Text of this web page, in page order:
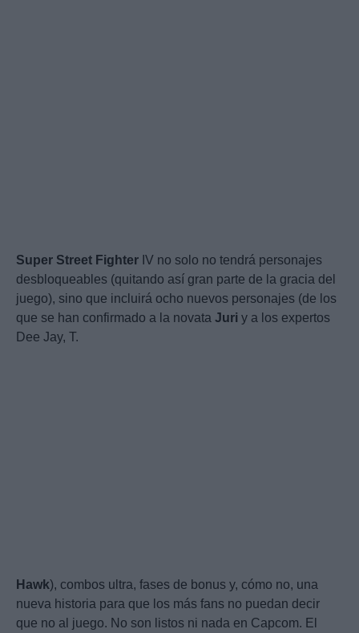
Super Street Fighter IV no solo no tendrá personajes
desbloqueables (quitando así gran parte de la gracia del
juego), sino que incluirá ocho nuevos personajes (de los
que se han confirmado a la novata Juri y a los expertos
Dee Jay, T.
Hawk), combos ultra, fases de bonus y, cómo no, una
nueva historia para que los más fans no puedan decir
que no al juego. No son listos ni nada en Capcom. El